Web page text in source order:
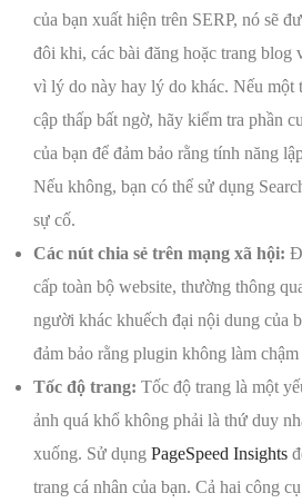
của bạn xuất hiện trên SERP, nó sẽ
đôi khi, các bài đăng hoặc trang
vì lý do này hay lý do khác. Nếu một
cập thấp bất ngờ, hãy kiểm tra phần
của bạn để đảm bảo rằng tính năng
Nếu không, bạn có thể sử dụng
sự cố.
Các nút chia sẻ trên mạng xã hội:
cấp toàn bộ website, thường thông
người khác khuếch đại nội dung của
đảm bảo rằng plugin không làm
Tốc độ trang: Tốc độ trang là một
ảnh quá khổ không phải là thứ duy
xuống. Sử dụng PageSpeed Insights
trang cá nhân của bạn. Cả hai công